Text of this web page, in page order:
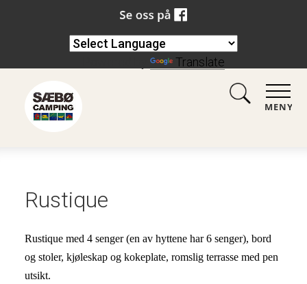
MENY
Rustique
Rustique med 4 senger (en av hyttene har 6 senger), bord
og stoler, kjøleskap og kokeplate, romslig terrasse med pen
utsikt.
Translate